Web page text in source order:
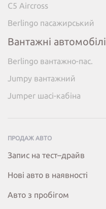
C5 Aircross
Berlingo пасажирський
Вантажні автомобілі
Berlingo вантажно-пас.
Jumpy вантажний
Jumper шасі-кабіна
ПРОДАЖ АВТО
Запис на тест–драйв
Нові авто в наявності
Авто з пробігом